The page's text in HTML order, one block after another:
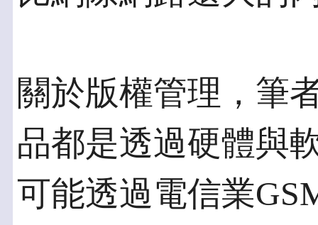
關於版權管理，筆
品都是透過硬體與
可能透過電信業